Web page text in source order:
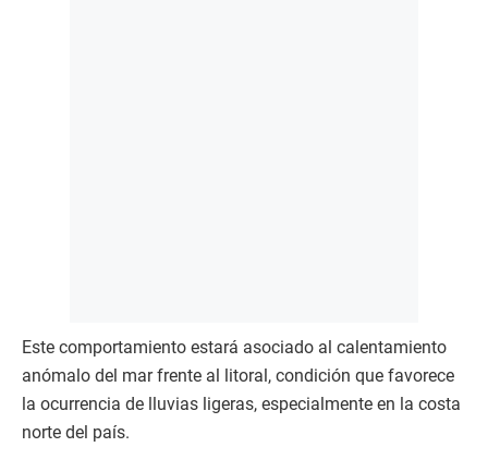
Este comportamiento estará asociado al calentamiento
anómalo del mar frente al litoral, condición que favorece
la ocurrencia de lluvias ligeras, especialmente en la costa
norte del país.